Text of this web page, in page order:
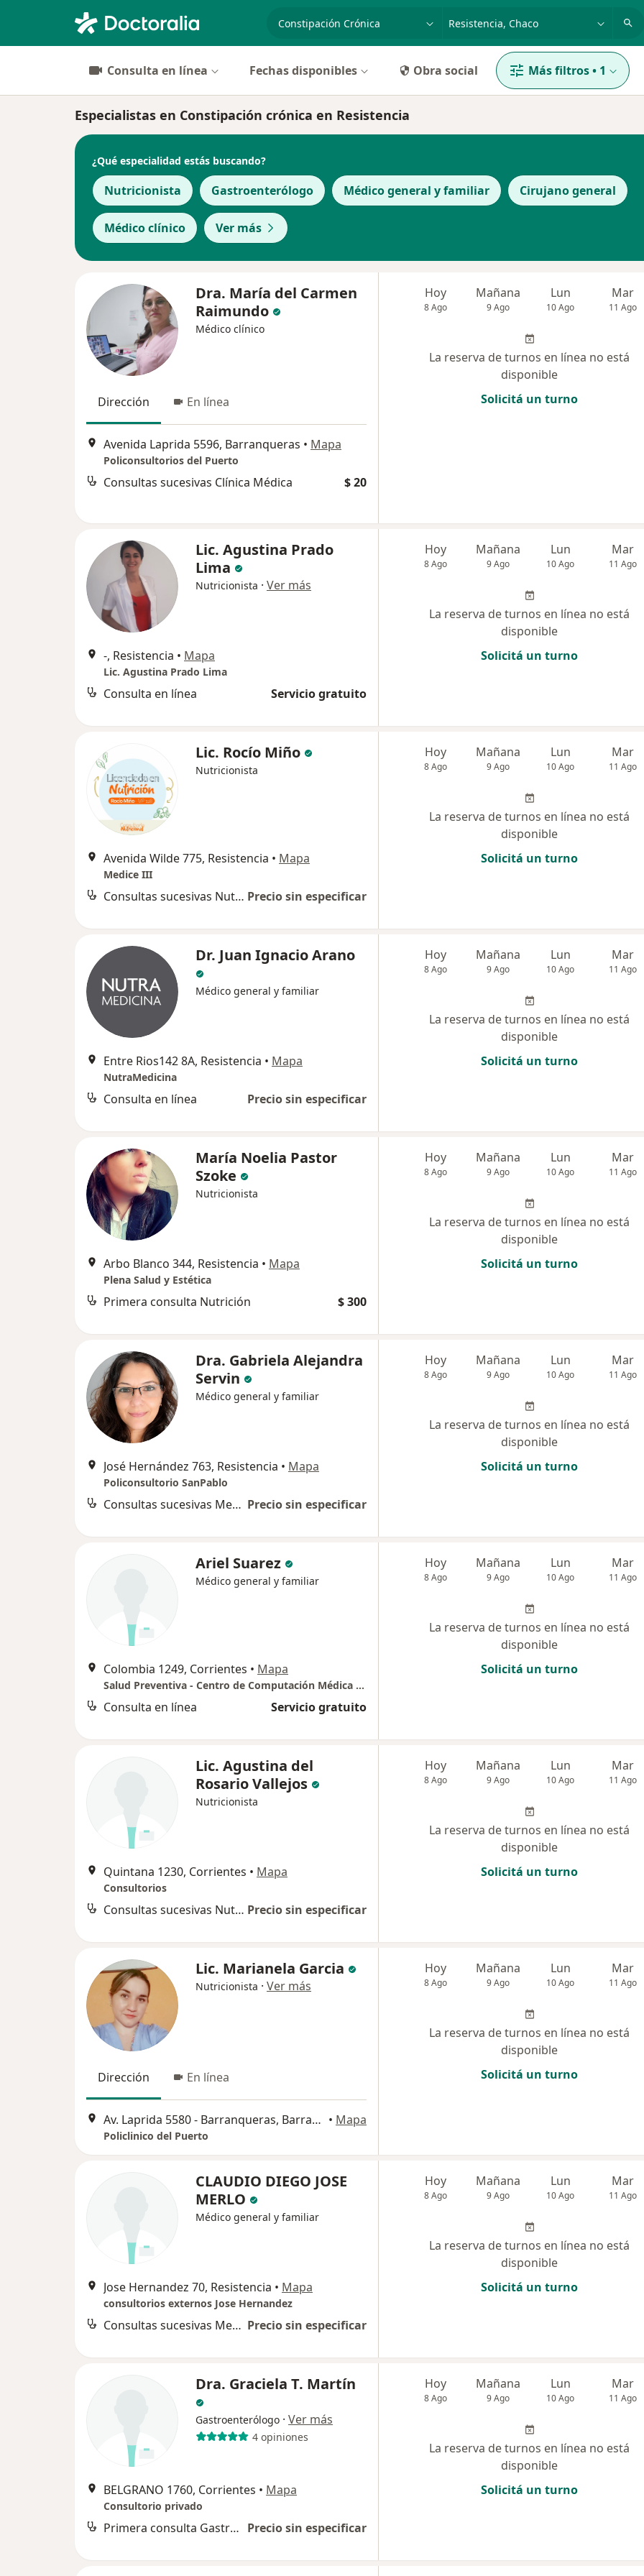
especialidad, enfermedad o nombre
Consulta en línea Fechas disponibles Obra social Más filtros• 1
Especialistas en Constipación crónica en Resistencia
¿Qué especialidad estás buscando?
Nutricionista Gastroenterólogo Médico general y familiar Cirujano general
Médico clínico Ver más
Dra. María del Carmen
Raimundo
Médico clínico
Dirección En línea
Avenida Laprida 5596, Barranqueras • Mapa
Policonsultorios del Puerto
Consultas sucesivas Clínica Médica $ 20
Hoy
8 Ago
Mañana
9 Ago
Lun
10 Ago
Mar
11 Ago
La reserva de turnos en línea no está
disponible
Solicitá un turno
Lic. Agustina Prado
Lima
Nutricionista · Ver más
-, Resistencia • Mapa
Lic. Agustina Prado Lima
Consulta en línea Servicio gratuito
Hoy
8 Ago
Mañana
9 Ago
Lun
10 Ago
Mar
11 Ago
La reserva de turnos en línea no está
disponible
Solicitá un turno
Lic. Rocío Miño
Nutricionista
Avenida Wilde 775, Resistencia • Mapa
Medice III
Consultas sucesivas Nutrición Precio sin especificar
Hoy
8 Ago
Mañana
9 Ago
Lun
10 Ago
Mar
11 Ago
La reserva de turnos en línea no está
disponible
Solicitá un turno
Dr. Juan Ignacio Arano
Médico general y familiar
Entre Rios142 8A, Resistencia • Mapa
NutraMedicina
Consulta en línea Precio sin especificar
Hoy
8 Ago
Mañana
9 Ago
Lun
10 Ago
Mar
11 Ago
La reserva de turnos en línea no está
disponible
Solicitá un turno
María Noelia Pastor
Szoke
Nutricionista
Arbo Blanco 344, Resistencia • Mapa
Plena Salud y Estética
Primera consulta Nutrición $ 300
Hoy
8 Ago
Mañana
9 Ago
Lun
10 Ago
Mar
11 Ago
La reserva de turnos en línea no está
disponible
Solicitá un turno
Dra. Gabriela Alejandra
Servin
Médico general y familiar
José Hernández 763, Resistencia • Mapa
Policonsultorio SanPablo
Consultas sucesivas Medicina General y Familiar Precio sin especificar
Hoy
8 Ago
Mañana
9 Ago
Lun
10 Ago
Mar
11 Ago
La reserva de turnos en línea no está
disponible
Solicitá un turno
Ariel Suarez
Médico general y familiar
Colombia 1249, Corrientes • Mapa
Salud Preventiva - Centro de Computación Médica del Nordeste
Consulta en línea Servicio gratuito
Hoy
8 Ago
Mañana
9 Ago
Lun
10 Ago
Mar
11 Ago
La reserva de turnos en línea no está
disponible
Solicitá un turno
Lic. Agustina del
Rosario Vallejos
Nutricionista
Quintana 1230, Corrientes • Mapa
Consultorios
Consultas sucesivas Nutrición Precio sin especificar
Hoy
8 Ago
Mañana
9 Ago
Lun
10 Ago
Mar
11 Ago
La reserva de turnos en línea no está
disponible
Solicitá un turno
Lic. Marianela Garcia
Nutricionista · Ver más
Dirección En línea
Av. Laprida 5580 - Barranqueras, Barranqueras • Mapa
Policlinico del Puerto
Hoy
8 Ago
Mañana
9 Ago
Lun
10 Ago
Mar
11 Ago
La reserva de turnos en línea no está
disponible
Solicitá un turno
CLAUDIO DIEGO JOSE
MERLO
Médico general y familiar
Jose Hernandez 70, Resistencia • Mapa
consultorios externos Jose Hernandez
Consultas sucesivas Medicina General y Familiar Precio sin especificar
Hoy
8 Ago
Mañana
9 Ago
Lun
10 Ago
Mar
11 Ago
La reserva de turnos en línea no está
disponible
Solicitá un turno
Dra. Graciela T. Martín
Gastroenterólogo · Ver más
4 opiniones
BELGRANO 1760, Corrientes • Mapa
Consultorio privado
Primera consulta Gastroenterología Precio sin especificar
Hoy
8 Ago
Mañana
9 Ago
Lun
10 Ago
Mar
11 Ago
La reserva de turnos en línea no está
disponible
Solicitá un turno